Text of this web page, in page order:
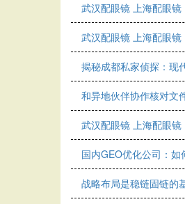
武汉配眼镜 上海配眼镜
武汉配眼镜 上海配眼镜
揭秘成都私家侦探：现
和异地伙伴协作核对文
武汉配眼镜 上海配眼镜
国内GEO优化公司：
战略布局是稳链固链的